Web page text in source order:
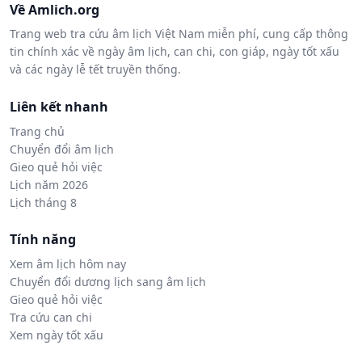
Về Amlich.org
Trang web tra cứu âm lịch Việt Nam miễn phí, cung cấp thông
tin chính xác về ngày âm lịch, can chi, con giáp, ngày tốt xấu
và các ngày lễ tết truyền thống.
Liên kết nhanh
Trang chủ
Chuyển đổi âm lịch
Gieo quẻ hỏi việc
Lịch năm 2026
Lịch tháng 8
Tính năng
Xem âm lịch hôm nay
Chuyển đổi dương lịch sang âm lịch
Gieo quẻ hỏi việc
Tra cứu can chi
Xem ngày tốt xấu